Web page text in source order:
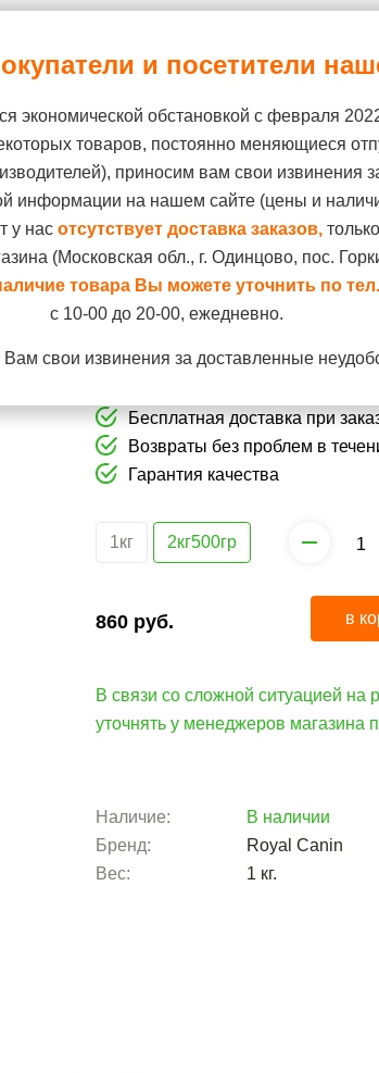
Рептилии Рыбки
Артикул:39570100P0
Royal Canin Gastro
года при нарушениях
Бесплатная доставка при
Возвраты без проблем в
Гарантия качества
1кг 2кг500гр
860 руб. в
В связи со сложной ситуацией на
уточнять у менеджеров магазина
Наличие:
В наличии
Бренд:
Royal Canin
Вес:
1 кг.
и посетители
экономической обстановкой с февраля
товаров, постоянно меняющиеся
приносим вам свои извинения
информации на нашем сайте (цены и
у нас отсутствует доставка заказов,
(Московская обл., г. Одинцово, пос.
товара Вы можете уточнить по
с 10-00 до 20-00, ежедневно.
свои извинения за доставленные